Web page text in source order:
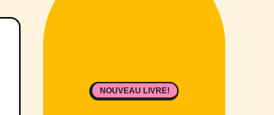
NOUVEAU LIVRE!